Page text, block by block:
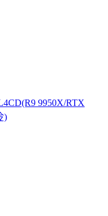
9950X/RTX
)